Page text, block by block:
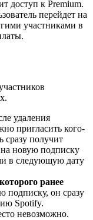
доступ к Premium.
перейдет на
участниками в
удаления
пригласить кого-
сразу получит
на новую подписку
в следующую дату
ранее
подписку, он сразу
Spotify.
невозможно.